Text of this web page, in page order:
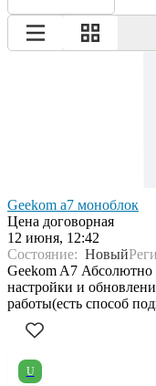
Geekom a7 моноблок
Цена договорная
12 июня, 12:42
Состояние: Новый
Geekom A7
настройки и
работы(есть способ
U